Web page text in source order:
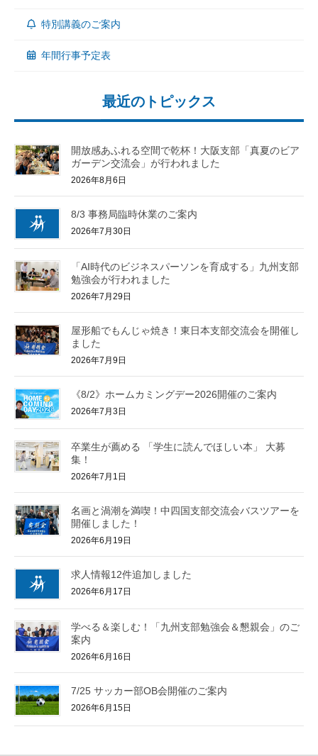
特別講義のご案内
年間行事予定表
最近のトピックス
開放感あふれる空間で乾杯！大阪支部「真夏のビア
ガーデン交流会」が行われました
2026年8月6日
8/3 事務局臨時休業のご案内
2026年7月30日
「AI時代のビジネスパーソンを育成する」九州支部
勉強会が行われました
2026年7月29日
屋形船でもんじゃ焼き！東日本支部交流会を開催し
ました
2026年7月9日
《8/2》ホームカミングデー2026開催のご案内
2026年7月3日
卒業生が薦める 「学生に読んでほしい本」 大募
集！
2026年7月1日
名画と渦潮を満喫！中四国支部交流会バスツアーを
開催しました！
2026年6月19日
求人情報12件追加しました
2026年6月17日
学べる＆楽しむ！「九州支部勉強会＆懇親会」のご
案内
2026年6月16日
7/25 サッカー部OB会開催のご案内
2026年6月15日